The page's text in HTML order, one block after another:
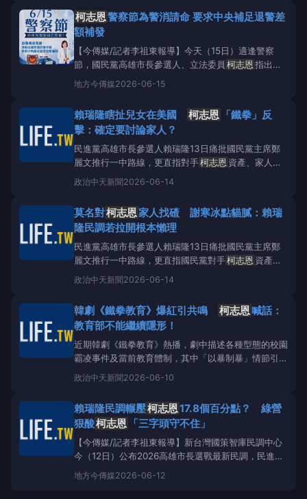
院。（圖／翻攝柯志恩臉書） 柯志恩臉書12日發文：
「台北市長蔣萬安
柯志恩警察節為警消請命 要求中央補足退警差
額補發
【今傳媒/記者李祖東報導】今天（15日）適逢警察
節，國民黨高雄市長參選人、立法委員 柯志恩 指出，
警消同仁長期承擔出勤的高風險，但高雄警消領取的危
險加給卻明顯低於雙北，她主張高雄應該比照雙北，全
三讀通過的《警察人員人事條例》，法案明定警消及海
巡人員的
地方今傳媒2026-06-15
賴瑞隆瞎扯兒女在美國 柯志恩 「鐵拳」反
擊：確定要討論家人？
民進黨高雄市長參選人賴瑞隆13日痛批國民黨主席鄭
麗文推行一中路線，更直指對手柯志恩 資產、家人全
在美國，卻選擇背叛高雄利益支持親中，勢必無法獲得
市民認同。對此，
反酸賴瑞隆：「你現在跟我討論家人嗎？你回去跟你的
團隊想清楚再來
政治中天新聞 2026-06-14
莫名對柯志恩家人找碴 謝寒冰點貓膩：賴瑞
隆民調若拉開根本懶理
民進黨高雄市長參選人賴瑞隆13日痛批國民黨主席鄭
麗文推行一中路線，更直指國民黨對手柯志恩 資產、
家人全在美國，
討論家人？想清楚再來說吧！」對此，資深媒體人謝寒
恩，那他根本就不會理對方。民進黨高雄市長參選人
賴瑞隆。（資料照／
政治中天新聞 2026-06-14
韓劇《鐵拳教育》爆紅引共鳴 柯志恩喊話：
教育部不能繼續隱形！
近期韓劇《鐵拳教育》熱播，劇中描述各種型態的校園
霸凌事件及當前教育體制，其中「以暴制暴」情節引發
台灣教育工作者的共鳴。對此，出身教育界的國民黨立
委、高雄市長參選人
黨立委、高雄市長參選人柯志恩。（資料照／中天新
聞）柯志恩今（1
政治中天新聞 2026-06-10
賴瑞隆民調輾壓柯志恩17.8個百分點？ 綠營
狠酸柯志恩 「三字頭守不住」
【今傳媒/記者李祖東報導】新台灣國策智庫民調中心
今（12日）公布2026高雄市長選戰最新民調，民進黨
參選人賴瑞隆支持度46.2%、國民黨參選人
持度28.4%，差距17.8個百分點，但仍有25.4%選民尚
地方今傳媒2026-06-12